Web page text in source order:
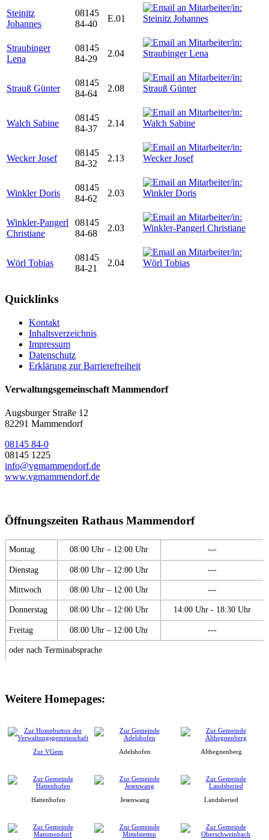
Steinitz
Johannes
08145
84-40
E.01
Straubinger
Lena
08145
84-29
2.04
Strauß Günter
08145
84-64
2.08
Walch Sabine
08145
84-37
2.14
Wecker Josef
08145
84-32
2.13
Winkler Doris
08145
84-62
2.03
Winkler-Pangerl
Christiane
08145
84-68
2.03
Wörl Tobias
08145
84-21
2.04
Quicklinks
Kontakt
Inhaltsverzeichnis
Impressum
Datenschutz
Erklärung zur Barrierefreiheit
Verwaltungsgemeinschaft Mammendorf
Augsburger Straße 12
82291 Mammendorf
08145 84-0
08145 1225
info@vgmammendorf.de
www.vgmammendorf.de
Öffnungszeiten Rathaus Mammendorf
Montag 08:00 Uhr – 12:00 Uhr ---
Dienstag 08:00 Uhr – 12:00 Uhr ---
Mittwoch 08:00 Uhr – 12:00 Uhr ---
Donnerstag 08:00 Uhr – 12:00 Uhr 14:00 Uhr - 18:30 Uhr
Freitag 08:00 Uhr – 12:00 Uhr ---
oder nach Terminabsprache
Weitere Homepages:
Zur VGem Adelshofen Althegnenberg
Hattenhofen Jesenwang Landsberied